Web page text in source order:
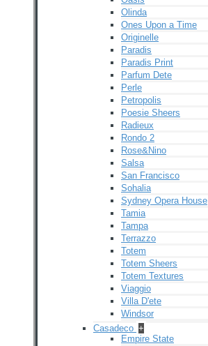
Olinda
Ones Upon a Time
Originelle
Paradis
Paradis Print
Parfum Dete
Perle
Petropolis
Poesie Sheers
Radieux
Rondo 2
Rose&Nino
Salsa
San Francisco
Sohalia
Sydney Opera House
Tamia
Tampa
Terrazzo
Totem
Totem Sheers
Totem Textures
Viaggio
Villa D'ete
Windsor
Casadeco +
Empire State